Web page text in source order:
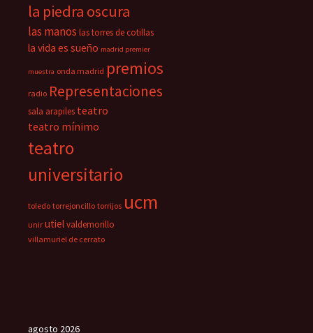
la piedra oscura
las manos las torres de cotillas
la vida es sueño madrid premier
muestra onda madrid premios
radio Representaciones
sala arapiles teatro
teatro mínimo
teatro
universitario
toledo torrejoncillo torrijos ucm
unir utielvaldemorillo
villamuriel de cerrato
agosto 2026